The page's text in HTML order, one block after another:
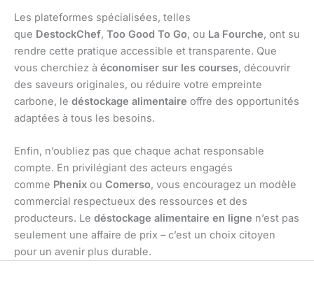
Les plateformes spécialisées, telles
que DestockChef, Too Good To Go, ou La Fourche, ont su
rendre cette pratique accessible et transparente. Que
vous cherchiez à économiser sur les courses, découvrir
des saveurs originales, ou réduire votre empreinte
carbone, le déstockage alimentaire offre des opportunités
adaptées à tous les besoins.
Enfin, n’oubliez pas que chaque achat responsable
compte. En privilégiant des acteurs engagés
comme Phenix ou Comerso, vous encouragez un modèle
commercial respectueux des ressources et des
producteurs. Le déstockage alimentaire en ligne n’est pas
seulement une affaire de prix – c’est un choix citoyen
pour un avenir plus durable.